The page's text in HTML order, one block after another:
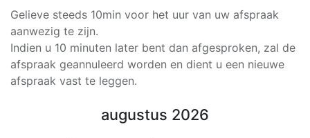
Gelieve steeds 10min voor het uur van uw afspraak
aanwezig te zijn.
Indien u 10 minuten later bent dan afgesproken, zal de
afspraak geannuleerd worden en dient u een nieuwe
afspraak vast te leggen.
augustus 2026